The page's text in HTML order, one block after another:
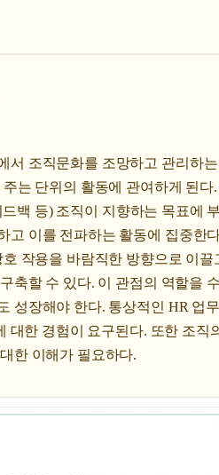
서 조직문화를 조망하고 관리하
는 단위의 활동에 관여하게 된다
백 등) 조직이 지향하는 목표에
고 이를 전파하는 활동에 집중한
작용을 바람직한 방향으로 이끌
축할 수 있다. 이 관점의 역할을
성장해야 한다. 통상적인 HR 업
대한 경험이 요구된다. 또한 조직
한 이해가 필요하다.